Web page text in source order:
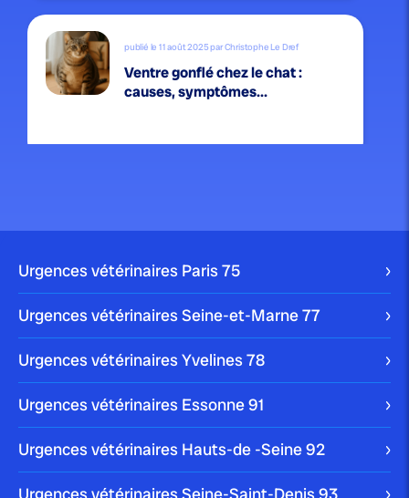
publié le 11 août 2025 par Christophe Le Dref
Ventre gonflé chez le chat :
causes, symptômes...
Perte de poids chez le chat :
Les abcès dentaires chez le chat :
Urgences vétérinaires Paris75
Urgences vétérinaires Seine-et-Marne77
Urgences vétérinaires Yvelines78
Urgences vétérinaires Essonne91
Urgences vétérinaires Hauts-de -Seine92